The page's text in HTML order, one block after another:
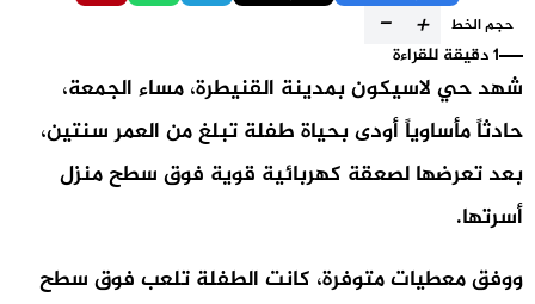
حجم الخط +
-
1 دقيقة للقراءة
شهد حي لاسيكون بمدينة القنيطرة، مساء الجمعة،
حادثاً مأساوياً أودى بحياة طفلة تبلغ من العمر سنتين،
بعد تعرضها لصعقة كهربائية قوية فوق سطح منزل
أسرتها.
ووفق معطيات متوفرة، كانت الطفلة تلعب فوق سطح